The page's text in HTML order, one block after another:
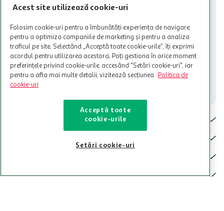
intretineri sau reparatii tehnice la sistemul de utilizarea al Cardului.
Contacteaza-ne!
Iti stam mereu la dispozitie.
021-9141 contact@auchan.ro
Tinem aproape
Acest site utilizează cookie-uri
Folosim cookie-uri pentru a îmbunătăți experiența de navigare,
pentru a optimiza campaniile de marketing și pentru a analiza
traficul pe site. Selectând „Acceptă toate cookie-urile”, îți exprimi
acordul pentru utilizarea acestora. Poți gestiona în orice moment
preferințele privind cookie-urile, accesând "Setări cookie-uri", iar
pentru a afla mai multe detalii, vizitează secțiunea
Politica de
cookie-uri
Acceptă toate
cookie-urile
Setări cookie-uri